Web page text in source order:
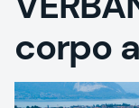
corpo